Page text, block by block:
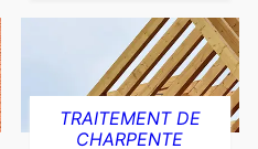
TRAITEMENT DE
CHARPENTE